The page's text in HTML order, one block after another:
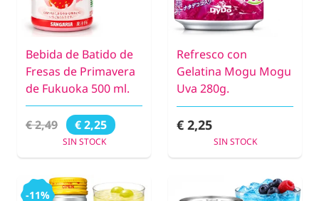
Bebida de Batido de
Fresas de Primavera
de Fukuoka 500 ml.
€ 2,49 € 2,25
SIN STOCK
Refresco con
Gelatina Mogu Mogu
Uva 280g.
€ 2,25
SIN STOCK
-11%